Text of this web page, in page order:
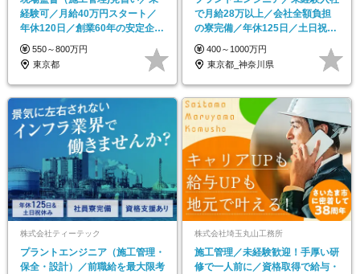
経験可／月給40万円スタート／
年休120日／創業60年の安定企業
／賞与年2回
550～800万円
東京都
で月給28万以上／会社全額負担
の寮完備／年休125日／土日祝休
み／手厚い資格支援
400～1000万円
東京都_神奈川県
株式会社ティーテック
プラントエンジニア（施工管理・
保全・設計）／前職給を最大限考
株式会社埼玉丸山工務所
施工管理／未経験歓迎！手厚い研
修で一人前に／資格取得で給与・